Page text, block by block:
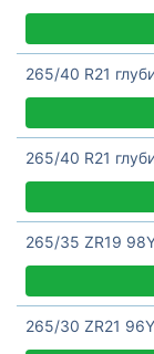
265/40 R21
265/40 R21
265/35 ZR19
265/30 ZR21